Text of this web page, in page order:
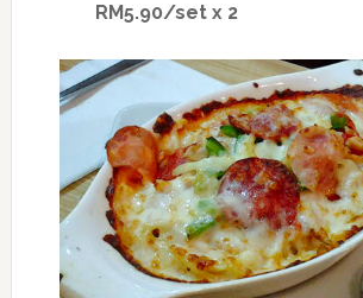
RM5.90/set x 2